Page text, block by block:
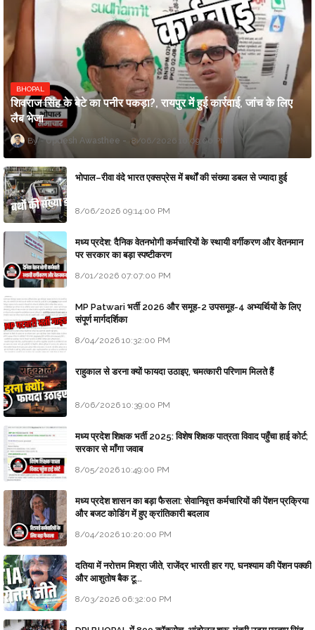
BHOPAL
शिवराज सिंह के बेटे का पनीर पकड़ा?, रायपुर में हुई कार्रवाई, जांच के लिए
लैब भेजा
Updesh Awasthee 8/06/2026 10:09:00 PM
भोपाल–रीवा वंदे भारत एक्सप्रेस में बर्थों की संख्या डबल से ज्यादा हुई
8/06/2026 09:14:00 PM
मध्य प्रदेश: दैनिक वेतनभोगी कर्मचारियों के स्थायी वर्गीकरण और वेतनमान
पर सरकार का बड़ा स्पष्टीकरण
8/01/2026 07:07:00 PM
MP Patwari भर्ती 2026 और समूह-2 उपसमूह-4 अभ्यर्थियों के लिए
संपूर्ण मार्गदर्शिका
8/04/2026 10:32:00 PM
राहुकाल से डरना क्यों फायदा उठाइए, चमत्कारी परिणाम मिलते हैं
8/06/2026 10:39:00 PM
मध्य प्रदेश शिक्षक भर्ती 2025: विशेष शिक्षक पात्रता विवाद पहुँचा हाई कोर्ट;
सरकार से माँगा जवाब
8/05/2026 10:49:00 PM
मध्य प्रदेश शासन का बड़ा फैसला: सेवानिवृत्त कर्मचारियों की पेंशन प्रक्रिया
और बजट कोडिंग में हुए क्रांतिकारी बदलाव
8/04/2026 10:20:00 PM
दतिया में नरोत्तम मिश्रा जीते, राजेंद्र भारती हार गए, घनश्याम की पेंशन पक्की
और आशुतोष बैक टू...
8/03/2026 06:32:00 PM